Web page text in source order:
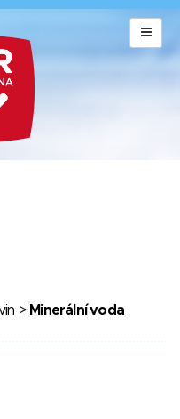
> Minerální voda